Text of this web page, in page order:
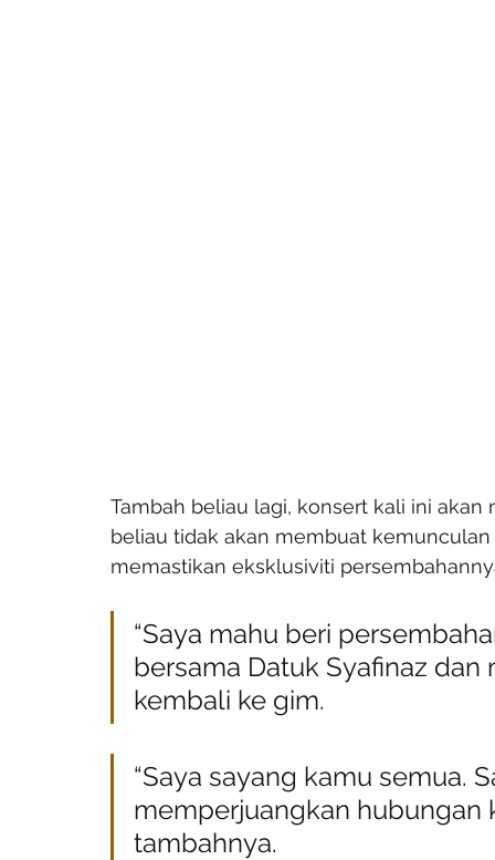
Tambah beliau lagi, konsert kali ini
beliau tidak akan membuat
memastikan eksklusiviti
“Saya mahu beri
bersama Datuk Syafinaz
kembali ke gim.
“Saya sayang kamu semua.
memperjuangkan hubungan
tambahnya.